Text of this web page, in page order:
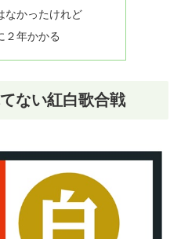
なかったけれど
２年かかる
ない紅白歌合戦